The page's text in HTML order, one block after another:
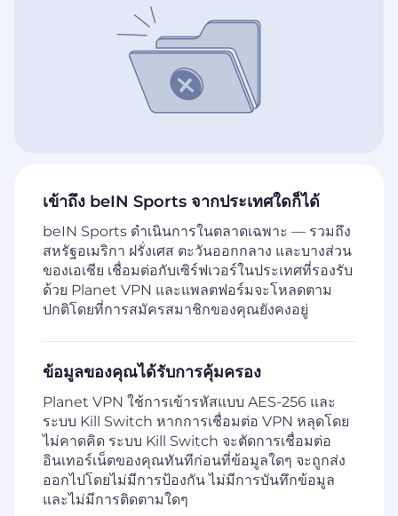
เข้าถึง beIN Sports จากประเทศใดก็ได้
beIN Sports ดำเนินการในตลาดเฉพาะ — รวมถึง
สหรัฐอเมริกา ฝรั่งเศส ตะวันออกกลาง และบางส่วน
ของเอเชีย เชื่อมต่อกับเซิร์ฟเวอร์ในประเทศที่รองรับ
ด้วย Planet VPN และแพลตฟอร์มจะโหลดตาม
ปกติโดยที่การสมัครสมาชิกของคุณยังคงอยู่
ข้อมูลของคุณได้รับการคุ้มครอง
Planet VPN ใช้การเข้ารหัสแบบ AES-256 และ
ระบบ Kill Switch หากการเชื่อมต่อ VPN หลุดโดย
ไม่คาดคิด ระบบ Kill Switch จะตัดการเชื่อมต่อ
อินเทอร์เน็ตของคุณทันทีก่อนที่ข้อมูลใดๆ จะถูกส่ง
ออกไปโดยไม่มีการป้องกัน ไม่มีการบันทึกข้อมูล
และไม่มีการติดตามใดๆ